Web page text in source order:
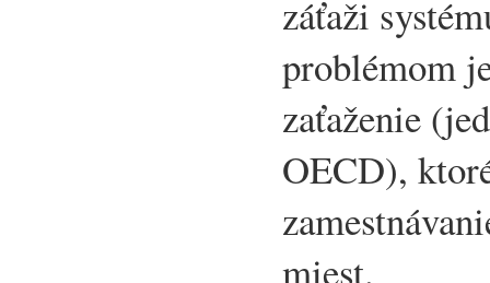
záťaži
problémom
zaťaženie
OECD),
miest.